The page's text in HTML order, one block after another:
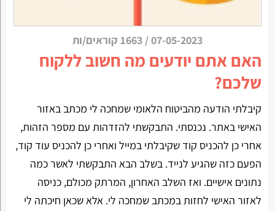
07-05-2023
/ 1663 קוראים/ות
האם אתם יודעים מה חשוב ללקוח
שלכם?
קיבלתי הודעה מהביטוח הלאומי שמחכה לי מכתב באזור
האישי באתר. נכנסתי. התבקשתי להזדהות עם מספר הזהות,
אחרי כן להכניס קוד שקיבלתי במייל ואחרי כן להכניס עוד קוד,
הפעם כזה שהגיע לנייד. בשלב הבא התבקשתי לאשר כמה
נתונים אישיים. ואז השלב האחרון, המרתק מכולם, כניסה
לאזור האישי לחזות במכתב שמחכה לי. אלא שכאן חיכתה לי